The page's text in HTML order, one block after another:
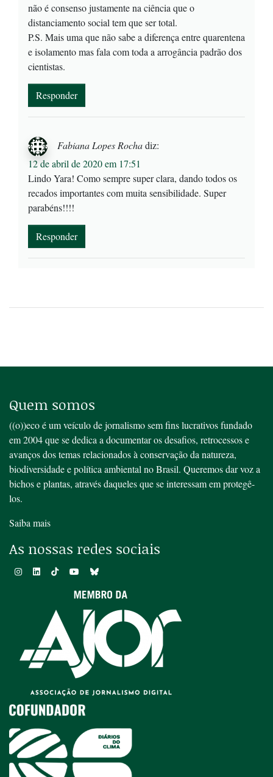
não é consenso justamente na ciência que o
distanciamento social tem que ser total.
P.S. Mais uma que não sabe a diferença entre quarentena
e isolamento mas fala com toda a arrogância padrão dos
cientistas.
Responder
Fabiana Lopes Rochadiz:
12 de abril de 2020 em 17:51
Lindo Yara! Como sempre super clara, dando todos os
recados importantes com muita sensibilidade. Super
parabéns!!!!
Responder
Quem somos
((o))eco é um veículo de jornalismo sem fins lucrativos fundado
em 2004 que se dedica a documentar os desafios, retrocessos e
avanços dos temas relacionados à conservação da natureza,
biodiversidade e política ambiental no Brasil. Queremos dar voz a
bichos e plantas, através daqueles que se interessam em protegê-
los.
Saiba mais
As nossas redes sociais